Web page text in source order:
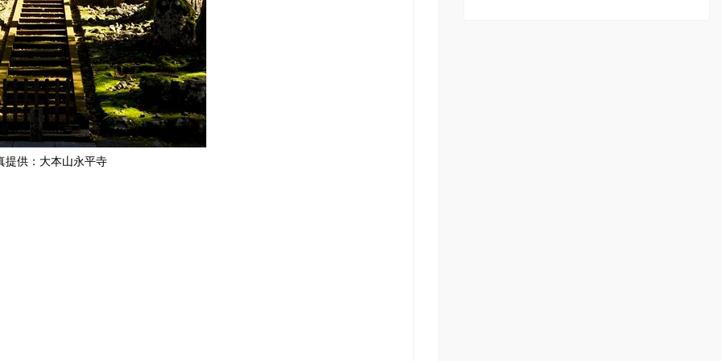
提供：大本山永平寺